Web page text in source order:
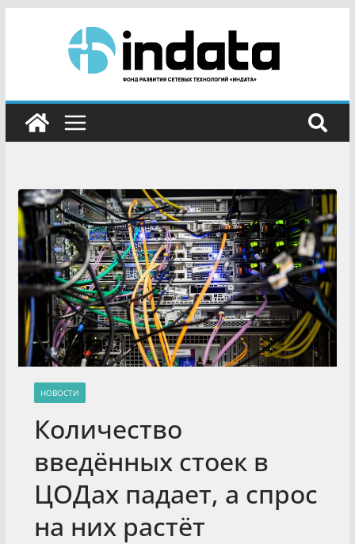
НОВОСТИ
Количество
введённых стоек в
ЦОДах падает, а спрос
на них растёт